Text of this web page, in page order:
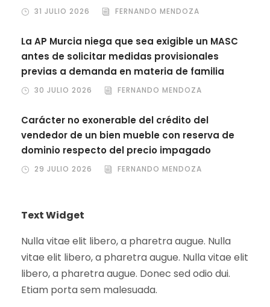
31 JULIO 2026 FERNANDO MENDOZA
La AP Murcia niega que sea exigible un MASC
antes de solicitar medidas provisionales
previas a demanda en materia de familia
30 JULIO 2026 FERNANDO MENDOZA
Carácter no exonerable del crédito del
vendedor de un bien mueble con reserva de
dominio respecto del precio impagado
29 JULIO 2026 FERNANDO MENDOZA
Text Widget
Nulla vitae elit libero, a pharetra augue. Nulla
vitae elit libero, a pharetra augue. Nulla vitae elit
libero, a pharetra augue. Donec sed odio dui.
Etiam porta sem malesuada.